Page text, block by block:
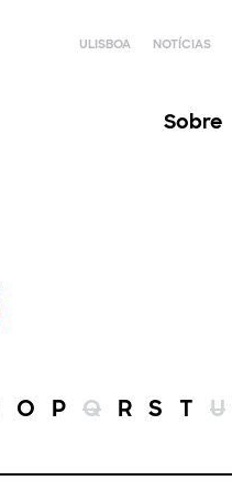
ULISBOA NOTÍCIAS
Sobre
O P Q R S T U